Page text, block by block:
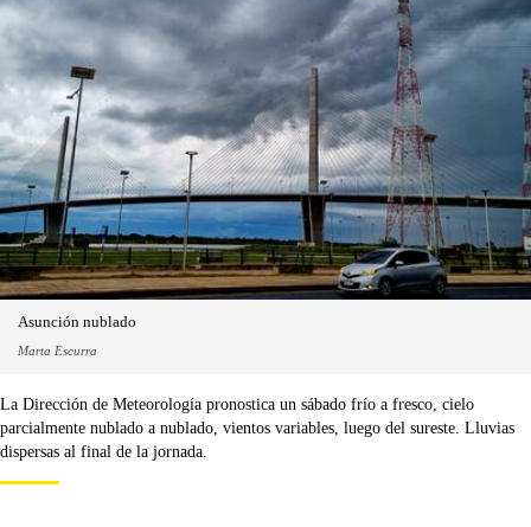
Asunción nublado
Marta Escurra
La Dirección de Meteorología pronostica un sábado frío a fresco, cielo
parcialmente nublado a nublado, vientos variables, luego del sureste. Lluvias
dispersas al final de la jornada.